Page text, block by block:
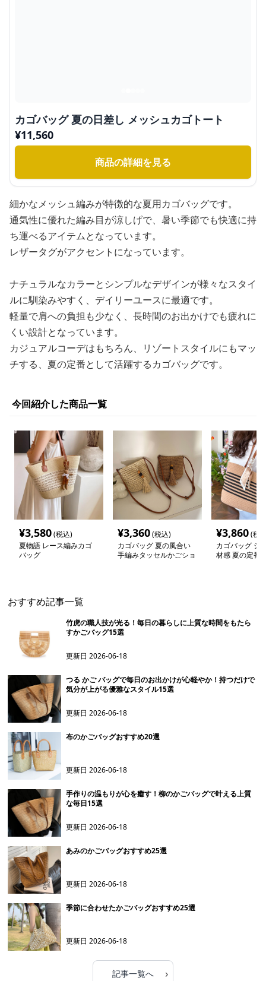
カゴバッグ 夏の日差し メッシュカゴトート
¥11,560
商品の詳細を見る
細かなメッシュ編みが特徴的な夏用カゴバッグです。
通気性に優れた編み目が涼しげで、暑い季節でも快適に持
ち運べるアイテムとなっています。
レザータグがアクセントになっています。
ナチュラルなカラーとシンプルなデザインが様々なスタイ
ルに馴染みやすく、デイリーユースに最適です。
軽量で肩への負担も少なく、長時間のお出かけでも疲れに
くい設計となっています。
カジュアルコーデはもちろん、リゾートスタイルにもマッ
チする、夏の定番として活躍するカゴバッグです。
今回紹介した商品一覧
¥3,580(税込)
夏物語 レース編みカゴ
バッグ
¥3,360(税込)
カゴバッグ 夏の風合い
手編みタッセルかごショ
¥3,860(税
カゴバッグ シ
材感 夏の定番
おすすめ記事一覧
竹虎の職人技が光る！毎日の暮らしに上質な時間をもたら
すかごバッグ15選
更新日2026-06-18
つる かご バッグで毎日のお出かけが心軽やか！持つだけで
気分が上がる優雅なスタイル15選
更新日2026-06-18
布のかごバッグおすすめ20選
更新日2026-06-18
手作りの温もりが心を癒す！柳のかごバッグで叶える上質
な毎日15選
更新日2026-06-18
あみのかごバッグおすすめ25選
更新日2026-06-18
季節に合わせたかごバッグおすすめ25選
更新日2026-06-18
記事一覧へ ›